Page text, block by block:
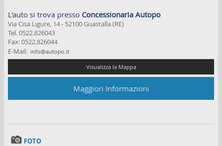
CONTATTI
♥ PREFERITI
L'auto si trova presso Concessionaria Autopo
Via Cisa Ligure, 14 - 52100 Guastalla (RE)
Tel. 0522.826043
Fax: 0522.826044
E-Mail: info@autopo.it
Maggiori Informazioni
FOTO